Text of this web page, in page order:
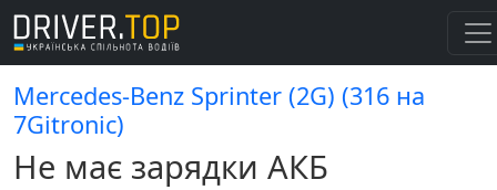
Mercedes-Benz Sprinter (2G) (316 на
7Gitronic)
Не має зарядки АКБ